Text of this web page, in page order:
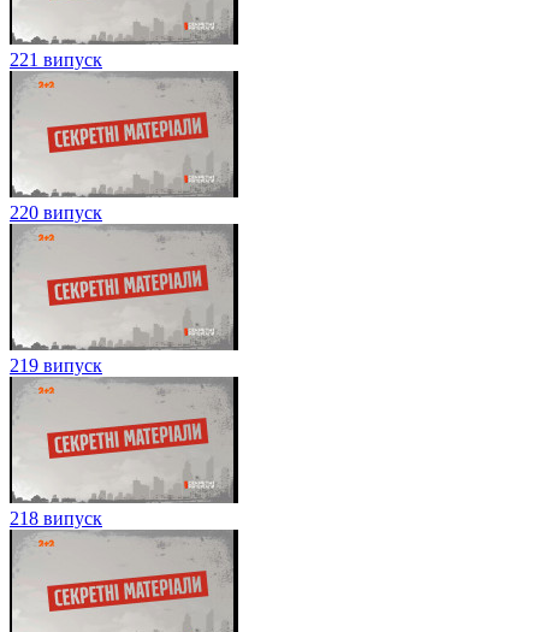
221 випуск
220 випуск
219 випуск
218 випуск